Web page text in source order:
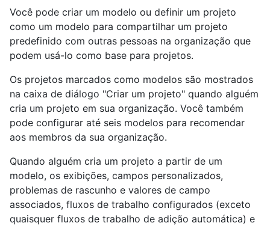
Você pode criar um modelo ou definir um projeto
como um modelo para compartilhar um projeto
predefinido com outras pessoas na organização que
podem usá-lo como base para projetos.
Os projetos marcados como modelos são mostrados
na caixa de diálogo "Criar um projeto" quando alguém
cria um projeto em sua organização. Você também
pode configurar até seis modelos para recomendar
aos membros da sua organização.
Quando alguém cria um projeto a partir de um
modelo, os exibições, campos personalizados,
problemas de rascunho e valores de campo
associados, fluxos de trabalho configurados (exceto
quaisquer fluxos de trabalho de adição automática) e